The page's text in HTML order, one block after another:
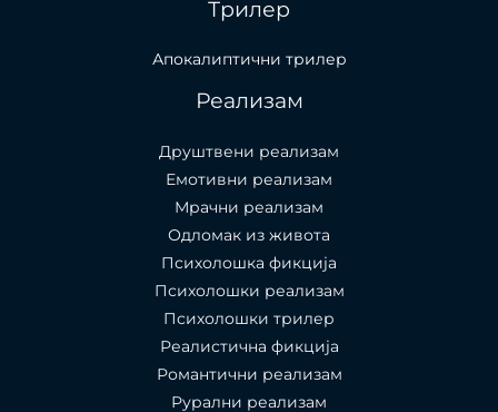
Трилер
Апокалиптични трилер
Реализам
Друштвени реализам
Емотивни реализам
Мрачни реализам
Одломак из живота
Психолошкa фикција
Психолошки реализам
Психолошки трилер
Реалистична фикција
Романтични реализам
Рурални реализам